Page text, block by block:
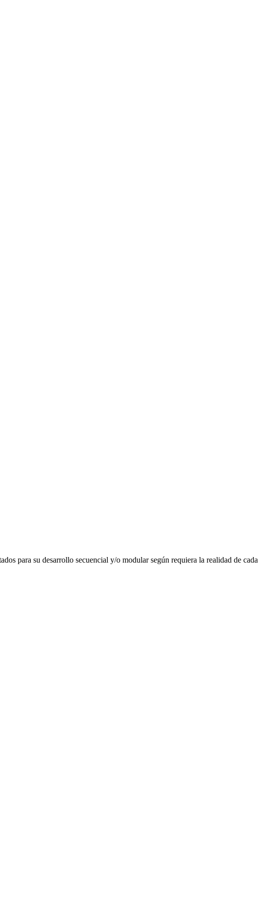
para su desarrollo secuencial y/o modular según requiera la realidad de cada